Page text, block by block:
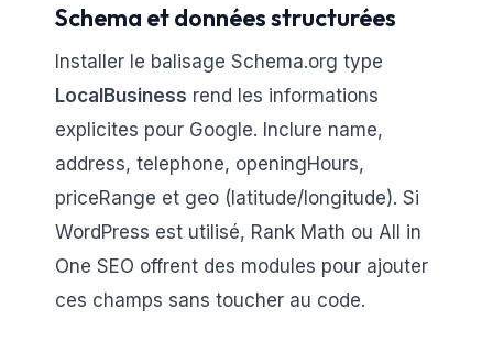
Schema et données structurées
Installer le balisage Schema.org type
LocalBusiness rend les informations
explicites pour Google. Inclure name,
address, telephone, openingHours,
priceRange et geo (latitude/longitude). Si
WordPress est utilisé, Rank Math ou All in
One SEO offrent des modules pour ajouter
ces champs sans toucher au code.